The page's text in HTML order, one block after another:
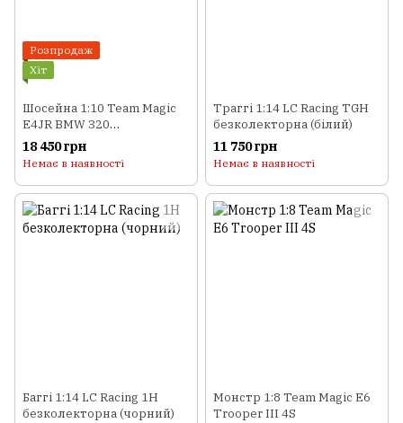
Розпродаж
Хіт
Шосейна 1:10 Team Magic
E4JR BMW 320
(коричневий)
18 450 грн
Немає в наявності
Траггі 1:14 LC Racing TGH
безколекторна (білий)
11 750 грн
Немає в наявності
Баггі 1:14 LC Racing 1H
безколекторна (чорний)
Монстр 1:8 Team Magic E6
Trooper III 4S